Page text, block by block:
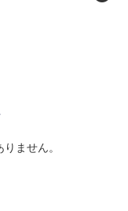
ません。